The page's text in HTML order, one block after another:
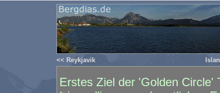
<< Reykjavik
Erstes Ziel der 'Golden Circle'